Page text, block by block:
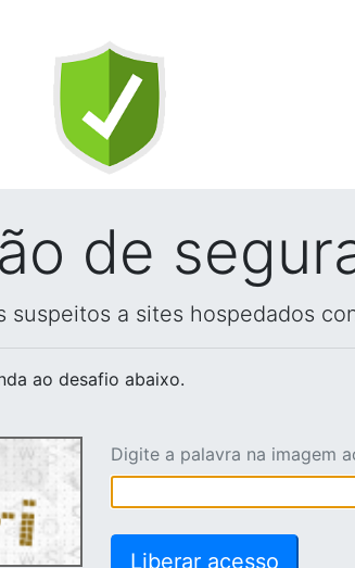
de
a sites hospedados
ao desafio abaixo.
Digite a palavra na imagem